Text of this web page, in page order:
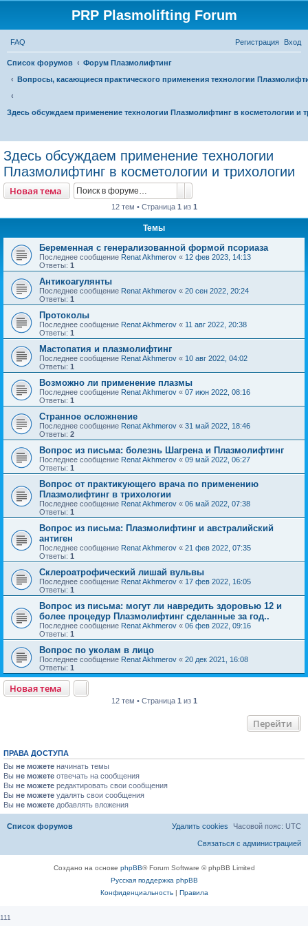
PRP Plasmolifting Forum
FAQ Вход
Регистрация
Список форумов
Форум Плазмолифтинг
Вопросы, касающиеся практического применения технологии
Здесь обсуждаем применение технологии Плазмолифтинг в косметологии и
Здесь обсуждаем применение технологии
Плазмолифтинг в косметологии и трихологии
Новая тема
12 тем • Страница 1 из 1
Темы
Беременная с генерализованной формой псориаза
Последнее сообщение Renat Akhmerov « 12 фев 2023, 14:13
Ответы: 1
Антикоагулянты
Последнее сообщение Renat Akhmerov « 20 сен 2022, 20:24
Ответы: 1
Протоколы
Последнее сообщение Renat Akhmerov « 11 авг 2022, 20:38
Ответы: 1
Мастопатия и плазмолифтинг
Последнее сообщение Renat Akhmerov « 10 авг 2022, 04:02
Ответы: 1
Возможно ли применение плазмы
Последнее сообщение Renat Akhmerov « 07 июн 2022, 08:16
Ответы: 1
Странное осложнение
Последнее сообщение Renat Akhmerov « 31 май 2022, 18:46
Ответы: 2
Вопрос из письма: болезнь Шагрена и Плазмолифтинг
Последнее сообщение Renat Akhmerov « 09 май 2022, 06:27
Ответы: 1
Вопрос от практикующего врача по применению
Плазмолифтинг в трихологии
Последнее сообщение Renat Akhmerov « 06 май 2022, 07:38
Ответы: 1
Вопрос из письма: Плазмолифтинг и австралийский
антиген
Последнее сообщение Renat Akhmerov « 21 фев 2022, 07:35
Ответы: 1
Склероатрофический лишай вульвы
Последнее сообщение Renat Akhmerov « 17 фев 2022, 16:05
Ответы: 1
Вопрос из письма: могут ли навредить здоровью 12 и
более процедур Плазмолифтинг сделанные за год..
Последнее сообщение Renat Akhmerov « 06 фев 2022, 09:16
Ответы: 1
Вопрос по уколам в лицо
Последнее сообщение Renat Akhmerov « 20 дек 2021, 16:08
Ответы: 1
Новая тема
12 тем • Страница 1 из 1
Перейти
ПРАВА ДОСТУПА
Вы не можете начинать темы
Вы не можете отвечать на сообщения
Вы не можете редактировать свои сообщения
Вы не можете удалять свои сообщения
Вы не можете добавлять вложения
Список форумов Часовой пояс: UTC
Удалить cookies
Связаться с администрацией
Создано на основе phpBB® Forum Software © phpBB Limited
Русская поддержка phpBB
Конфиденциальность| Правила
111